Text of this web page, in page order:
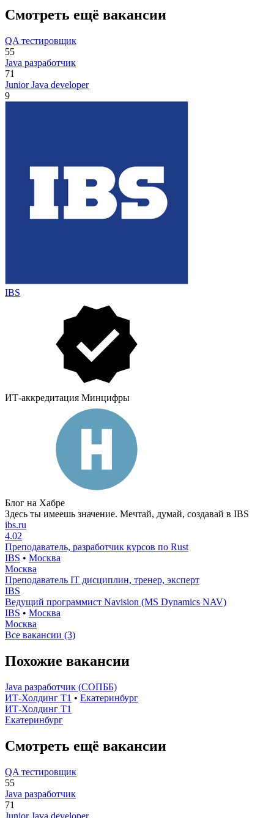
Смотреть ещё вакансии
QA тестировщик
55
Java разработчик
71
Junior Java developer
9
IBS
ИТ-аккредитация Минцифры
Блог на Хабре
Здесь ты имеешь значение. Мечтай, думай, создавай в IBS
ibs.ru
4.02
Преподаватель, разработчик курсов по Rust
IBS • Москва
Москва
Преподаватель IT дисциплин, тренер, эксперт
IBS
Ведущий программист Navision (MS Dynamics NAV)
IBS • Москва
Москва
Все вакансии (3)
Похожие вакансии
Java разработчик (СОПББ)
ИТ-Холдинг Т1 • Екатеринбург
ИТ-Холдинг Т1
Екатеринбург
Смотреть ещё вакансии
QA тестировщик
55
Java разработчик
71
Junior Java developer